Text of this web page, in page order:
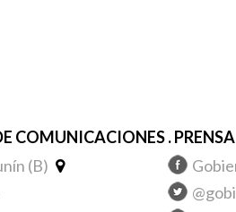
COMUNICACIONES . PRENSA
(B)